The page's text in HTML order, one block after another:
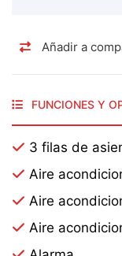
Añadir a
FUNCIONES Y
3 filas de
Aire
Aire
Aire